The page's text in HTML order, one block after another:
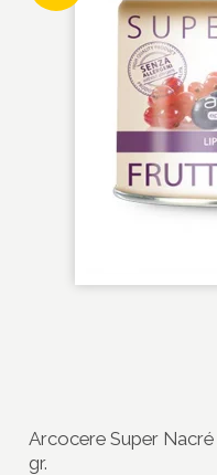
Arcocere Super
gr.